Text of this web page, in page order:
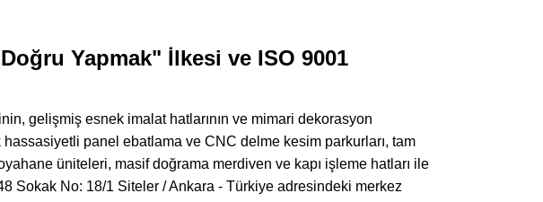
Yapmak" İlkesi ve ISO 9001
gelişmiş esnek imalat hatlarının ve mimari dekorasyon
panel ebatlama ve CNC delme kesim parkurları, tam
üniteleri, masif doğrama merdiven ve kapı işleme hatları ile
Sokak No: 18/1 Siteler / Ankara - Türkiye adresindeki merkez